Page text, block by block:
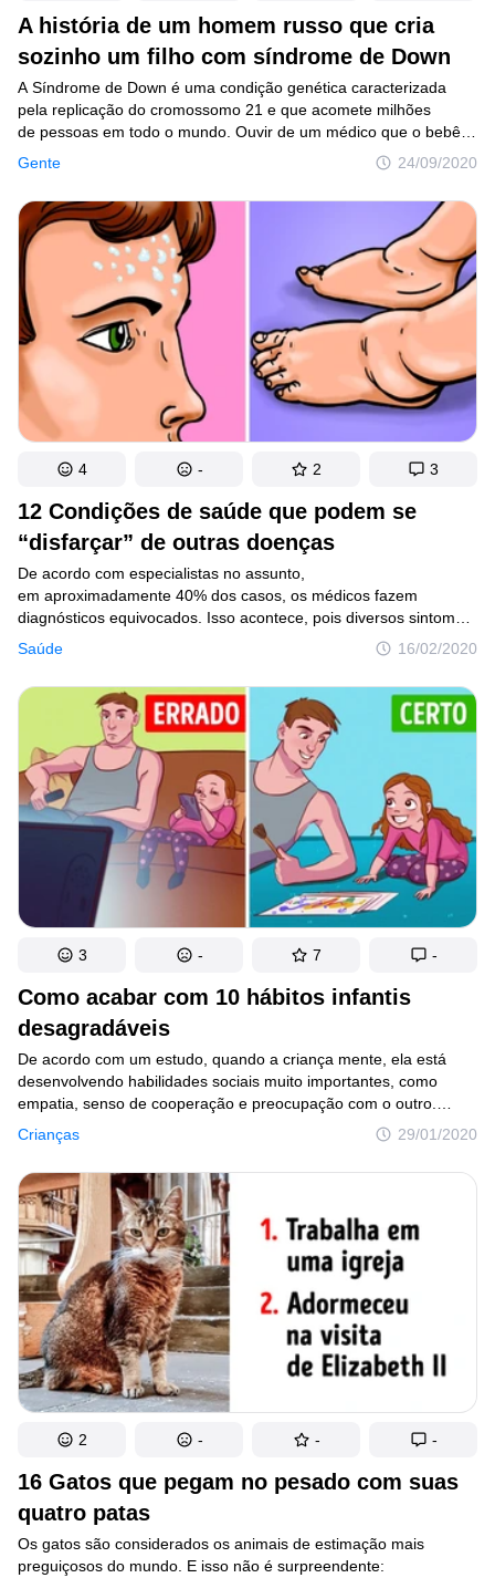
A história de um homem russo que cria
sozinho um filho com síndrome de Down
Gente 24/09/2020
A Síndrome de Down é uma condição genética caracterizada
pela replicação do cromossomo 21 e que acomete milhões
de pessoas em todo o mundo. Ouvir de um médico que o bebê
apresenta essa condição pode ser um golpe muito duro. E é por
isso que, infelizmente, muitas crianças acabam em orfanatos.
No entanto, existem diversas pessoas que encaram essa
situação com normalidade e não como um fardo.
12 Condições de saúde que podem se
“disfarçar” de outras doenças
Saúde 16/02/2020
De acordo com especialistas no assunto,
em aproximadamente 40% dos casos, os médicos fazem
diagnósticos equivocados. Isso acontece, pois diversos sintomas
similares podem indicar doenças diferentes, e em certos casos
4 - 2 3
Como acabar com 10 hábitos infantis
desagradáveis
Crianças 29/01/2020
De acordo com um estudo, quando a criança mente, ela está
desenvolvendo habilidades sociais muito importantes, como
empatia, senso de cooperação e preocupação com o outro.
Porém, ver que o filho está mentindo ou apresentando outros
comportamentos tidos como negativos é algo que nenhum pai
nem mãe quer ver acontecer. Na maioria dos casos, atitudes
assim são reflexos de fases que a criança supera por si só, mas
quando o mau comportamento causa prejuízos, os pais podem
e devem entrar em cena para mostrar ao pequeno o jeito certo
de fazer as coisas.
3 - 7 -
16 Gatos que pegam no pesado com suas
quatro patas
Os gatos são considerados os animais de estimação mais
preguiçosos do mundo. E isso não é surpreendente:
2 - - -